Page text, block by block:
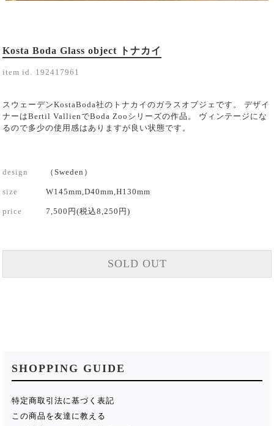
Kosta Boda Glass object トナカイ
item id. 192417961
スウェーデンKostaBoda社のトナカイのガラスオブジェです。 デザイ
ナーはBertil VallienでBoda Zooシリーズの作品。 ヴィンテージにな
るので多少の使用感はありますが良い状態です。
design （Sweden）
size W145mm,D40mm,H130mm
price 7,500円(税込8,250円)
SOLD OUT
SHOPPING GUIDE
特定商取引法に基づく表記
この商品を友達に教える